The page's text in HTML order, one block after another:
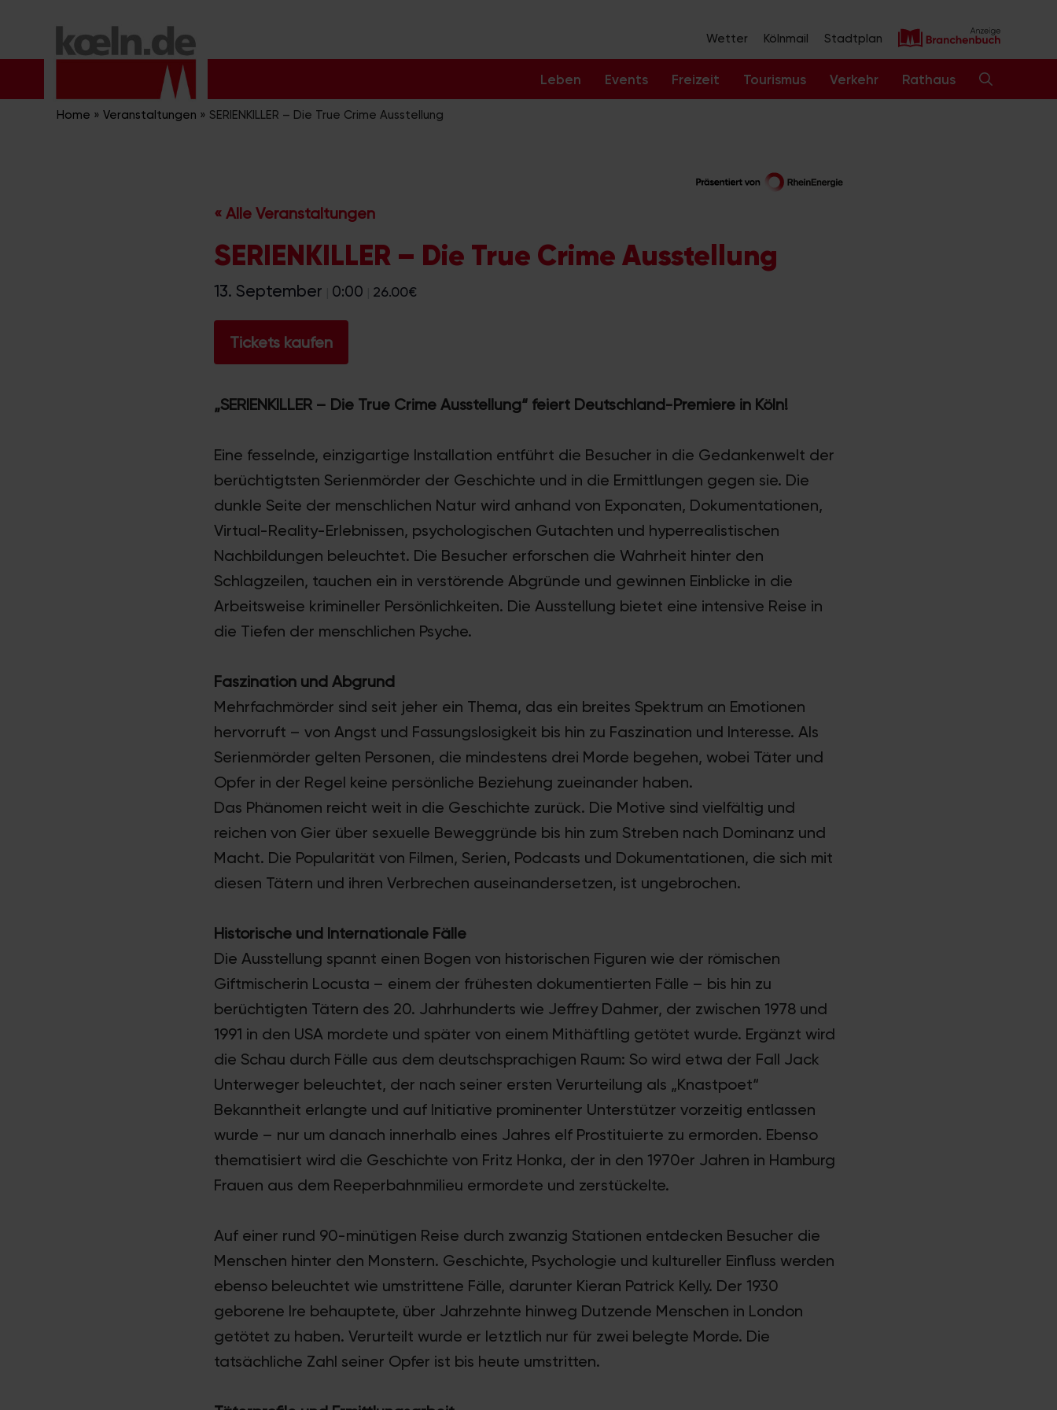
Inhalt
Wetter Kölnmail Stadtplan
Leben Events Freizeit Tourismus Verkehr Rathaus
Home » Veranstaltungen » SERIENKILLER – Die True Crime Ausstellung
« Alle Veranstaltungen
SERIENKILLER – Die True Crime Ausstellung
13. September 0:00 26.00€
Tickets kaufen
„SERIENKILLER – Die True Crime Ausstellung“ feiert Deutschland-Premiere in Köln!
Eine fesselnde, einzigartige Installation entführt die Besucher in die Gedankenwelt der
berüchtigtsten Serienmörder der Geschichte und in die Ermittlungen gegen sie. Die
dunkle Seite der menschlichen Natur wird anhand von Exponaten, Dokumentationen,
Virtual-Reality-Erlebnissen, psychologischen Gutachten und hyperrealistischen
Nachbildungen beleuchtet. Die Besucher erforschen die Wahrheit hinter den
Schlagzeilen, tauchen ein in verstörende Abgründe und gewinnen Einblicke in die
Arbeitsweise krimineller Persönlichkeiten. Die Ausstellung bietet eine intensive Reise in
die Tiefen der menschlichen Psyche.
Faszination und Abgrund
Mehrfachmörder sind seit jeher ein Thema, das ein breites Spektrum an Emotionen
hervorruft – von Angst und Fassungslosigkeit bis hin zu Faszination und Interesse. Als
Serienmörder gelten Personen, die mindestens drei Morde begehen, wobei Täter und
Opfer in der Regel keine persönliche Beziehung zueinander haben.
Das Phänomen reicht weit in die Geschichte zurück. Die Motive sind vielfältig und
reichen von Gier über sexuelle Beweggründe bis hin zum Streben nach Dominanz und
Macht. Die Popularität von Filmen, Serien, Podcasts und Dokumentationen, die sich mit
diesen Tätern und ihren Verbrechen auseinandersetzen, ist ungebrochen.
Historische und Internationale Fälle
Die Ausstellung spannt einen Bogen von historischen Figuren wie der römischen
Giftmischerin Locusta – einem der frühesten dokumentierten Fälle – bis hin zu
berüchtigten Tätern des 20. Jahrhunderts wie Jeffrey Dahmer, der zwischen 1978 und
1991 in den USA mordete und später von einem Mithäftling getötet wurde. Ergänzt wird
die Schau durch Fälle aus dem deutschsprachigen Raum: So wird etwa der Fall Jack
Unterweger beleuchtet, der nach seiner ersten Verurteilung als „Knastpoet“
Bekanntheit erlangte und auf Initiative prominenter Unterstützer vorzeitig entlassen
wurde – nur um danach innerhalb eines Jahres elf Prostituierte zu ermorden. Ebenso
thematisiert wird die Geschichte von Fritz Honka, der in den 1970er Jahren in Hamburg
Frauen aus dem Reeperbahnmilieu ermordete und zerstückelte.
Auf einer rund 90-minütigen Reise durch zwanzig Stationen entdecken Besucher die
Menschen hinter den Monstern. Geschichte, Psychologie und kultureller Einfluss werden
ebenso beleuchtet wie umstrittene Fälle, darunter Kieran Patrick Kelly. Der 1930
geborene Ire behauptete, über Jahrzehnte hinweg Dutzende Menschen in London
getötet zu haben. Verurteilt wurde er letztlich nur für zwei belegte Morde. Die
tatsächliche Zahl seiner Opfer ist bis heute umstritten.